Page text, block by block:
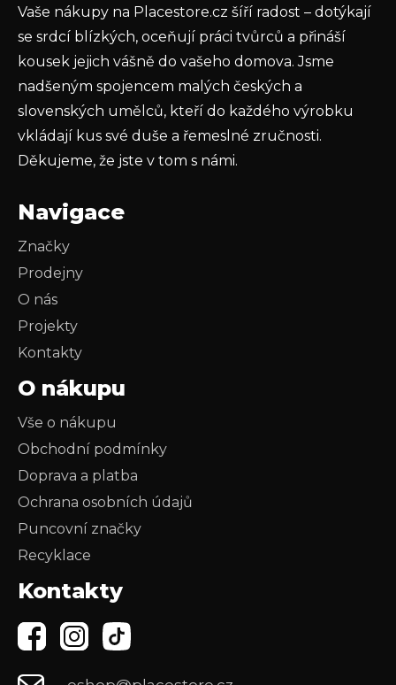
PŘIHLÁSIT SE
Vaše nákupy na Placestore.cz šíří radost – dotýkají
se srdcí blízkých, oceňují práci tvůrců a přináší
kousek jejich vášně do vašeho domova. Jsme
nadšeným spojencem malých českých a
slovenských umělců, kteří do každého výrobku
vkládají kus své duše a řemeslné zručnosti.
Děkujeme, že jste v tom s námi.
Navigace
Značky
Prodejny
O nás
Projekty
Kontakty
O nákupu
Vše o nákupu
Obchodní podmínky
Doprava a platba
Ochrana osobních údajů
Puncovní značky
Recyklace
Kontakty